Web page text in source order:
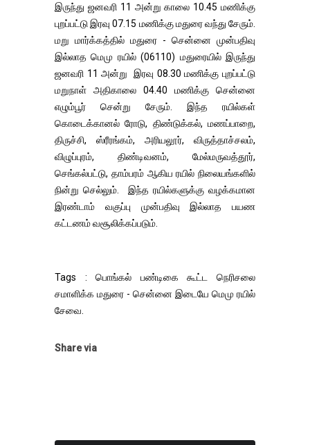
இருந்து ஜனவரி 11 அன்று காலை 10.45 மணிக்கு
புறப்பட்டு இரவு 07.15 மணிக்கு மதுரை வந்து சேரும்.
மறு மார்க்கத்தில் மதுரை - சென்னை முன்பதிவு
இல்லாத மெமு ரயில் (06110) மதுரையில் இருந்து
ஜனவரி 11 அன்று இரவு 08.30 மணிக்கு புறப்பட்டு
மறுநாள் அதிகாலை 04.40 மணிக்கு சென்னை
எழும்பூர் சென்று சேரும். இந்த ரயில்கள்
கொடைக்கானல் ரோடு, திண்டுக்கல், மணப்பாறை,
திருச்சி, ஸ்ரீரங்கம், அரியலூர், விருத்தாச்சலம்,
விழுப்புரம், திண்டிவனம், மேல்மருவத்தூர்,
செங்கல்பட்டு, தாம்பரம் ஆகிய ரயில் நிலையங்களில்
நின்று செல்லும். இந்த ரயில்களுக்கு வழக்கமான
இரண்டாம் வகுப்பு முன்பதிவு இல்லாத பயண
கட்டணம் வசூலிக்கப்படும்.
Tags : பொங்கல் பண்டிகை கூட்ட நெரிசலை
சமாளிக்க மதுரை - சென்னை இடையே மெமு ரயில்
சேவை.
Share via